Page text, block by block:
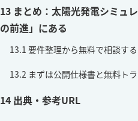
13 まとめ：太陽光発電シミュ
の前進」にある
13.1 要件整理から無料で相談する
13.2 まずは公開仕様書と無料ト
14 出典・参考URL